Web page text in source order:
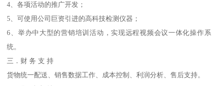
4、各项活动的推广开发；
5、可使用公司巨资引进的高科技检测仪器；
6、举办中大型的营销培训活动，实现远程视频会议一体化操作系
统。
三．财 务 支 持
货物统一配送、销售数据工作、成本控制、利润分析、售后支持。